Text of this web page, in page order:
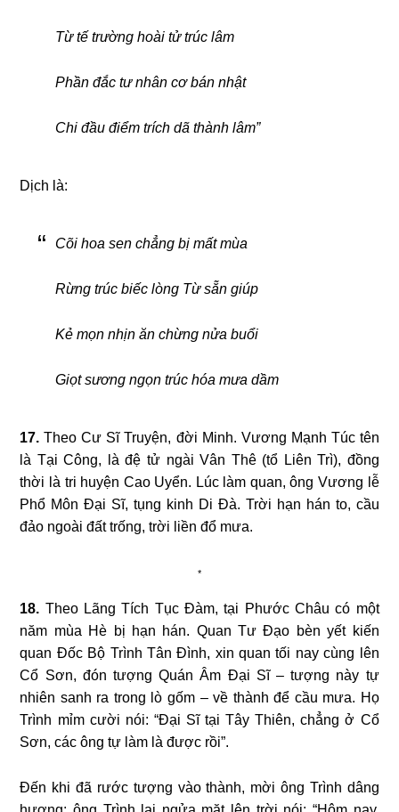
Từ tế trường hoài tử trúc lâm
Phần đắc tư nhân cơ bán nhật
Chi đầu điểm trích dã thành lâm”
Dịch là:
Cõi hoa sen chẳng bị mất mùa
Rừng trúc biếc lòng Từ sẵn giúp
Kẻ mọn nhịn ăn chừng nửa buổi
Giọt sương ngọn trúc hóa mưa dầm
17. Theo Cư Sĩ Truyện, đời Minh. Vương Mạnh Túc tên
là Tại Công, là đệ tử ngài Vân Thê (tổ Liên Trì), đồng
thời là tri huyện Cao Uyển. Lúc làm quan, ông Vương lễ
Phổ Môn Đại Sĩ, tụng kinh Di Đà. Trời hạn hán to, cầu
đảo ngoài đất trống, trời liền đổ mưa.
*
18. Theo Lãng Tích Tục Đàm, tại Phước Châu có một
năm mùa Hè bị hạn hán. Quan Tư Đạo bèn yết kiến
quan Đốc Bộ Trình Tân Đình, xin quan tối nay cùng lên
Cổ Sơn, đón tượng Quán Âm Đại Sĩ – tượng này tự
nhiên sanh ra trong lò gốm – về thành để cầu mưa. Họ
Trình mỉm cười nói: “Đại Sĩ tại Tây Thiên, chẳng ở Cổ
Sơn, các ông tự làm là được rồi”.
Đến khi đã rước tượng vào thành, mời ông Trình dâng